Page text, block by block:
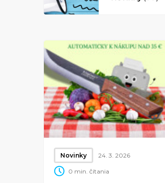
Novinky 24. 3. 2026
0 min. čítania